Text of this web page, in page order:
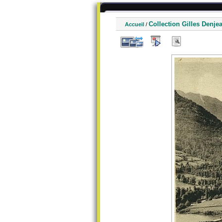
Accueil / Collection Gilles